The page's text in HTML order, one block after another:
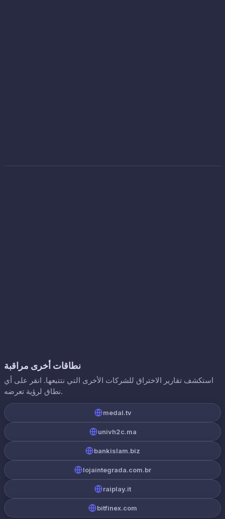
نطاقات أخرى مراقبة
استكشف تقارير الاختراق للشركات الأخرى التي نتتبعها. انقر على أي
نطاق لرؤية تعرضه.
medal.tv
univh2c.ma
bankislam.biz
lojaintegrada.com.br
raiplay.it
bitfinex.com